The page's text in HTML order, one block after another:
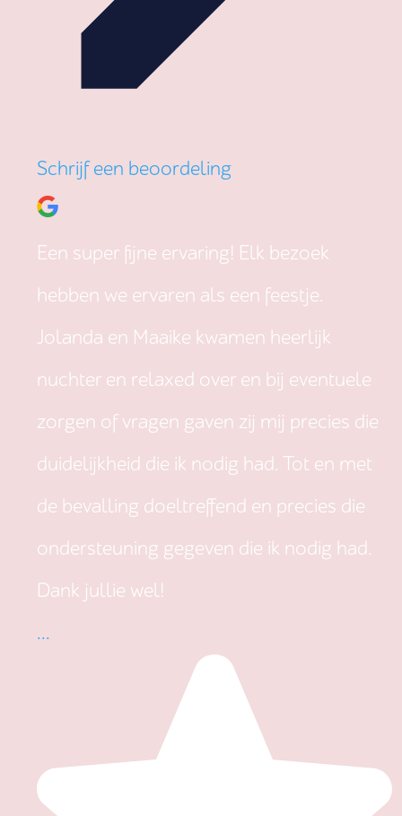
Schrijf een beoordeling
Een super fijne ervaring! Elk bezoek
hebben we ervaren als een feestje.
Jolanda en Maaike kwamen heerlijk
nuchter en relaxed over en bij eventuele
zorgen of vragen gaven zij mij precies die
duidelijkheid die ik nodig had. Tot en met
de bevalling doeltreffend en precies die
ondersteuning gegeven die ik nodig had.
Dank jullie wel!
...